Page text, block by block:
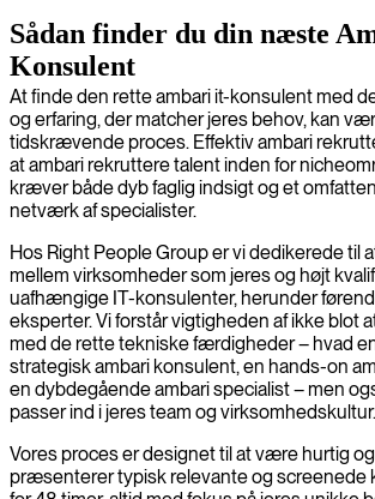
Sådan finder du din næste
Konsulent
At finde den rette ambari it-konsulent med
og erfaring, der matcher jeres behov, kan
tidskrævende proces. Effektiv ambari
at ambari rekruttere talent inden for
kræver både dyb faglig indsigt og et
netværk af specialister.
Hos Right People Group er vi dedikerede til
mellem virksomheder som jeres og højt
uafhængige IT-konsulenter, herunder
eksperter. Vi forstår vigtigheden af ikke blot
med de rette tekniske færdigheder – hvad
strategisk ambari konsulent, en hands-on
en dybdegående ambari specialist – men
passer ind i jeres team og virksomhedskultur.
Vores proces er designet til at være hurtig
præsenterer typisk relevante og screenede